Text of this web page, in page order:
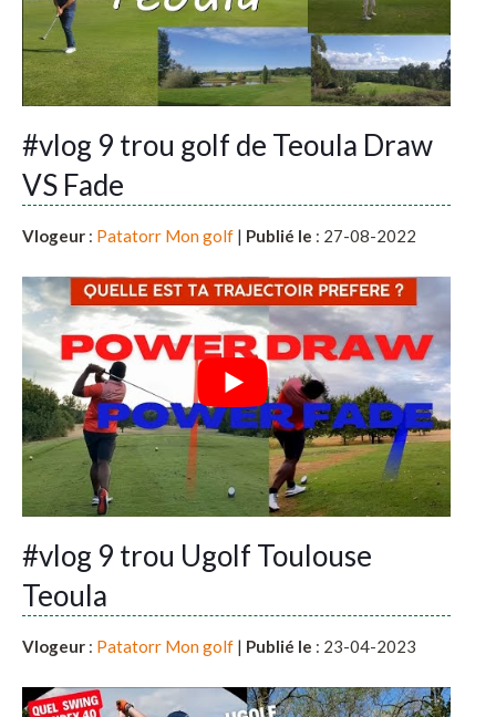
#vlog 9 trou golf de Teoula Draw
VS Fade
Vlogeur : Patatorr Mon golf | Publié le : 27-08-2022
#vlog 9 trou Ugolf Toulouse
Teoula
Vlogeur : Patatorr Mon golf | Publié le : 23-04-2023